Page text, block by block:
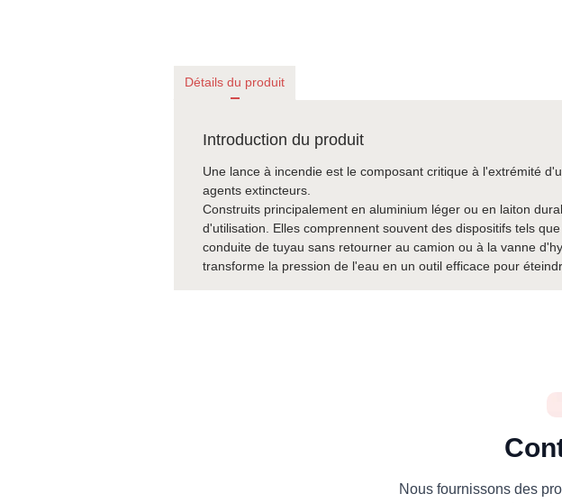
Détails du produit
Introduction du produit
Une lance à incendie est le composant critique à l'extrémité
agents extincteurs.
Construits principalement en aluminium léger ou en laiton
d'utilisation. Elles comprennent souvent des dispositifs tels
conduite de tuyau sans retourner au camion ou à la vanne
transforme la pression de l'eau en un outil efficace pour
Nous fournissons des